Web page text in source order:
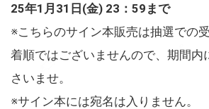
25年1月31日(金) 23：59まで
※こちらのサイン本販売は抽選での
着順ではございませんので、期間内
さいませ。
※サイン本には宛名は入りません。